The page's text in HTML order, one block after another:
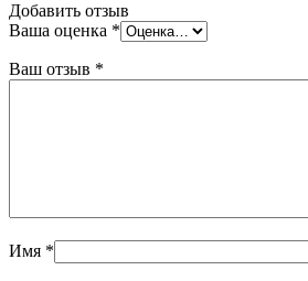
Добавить отзыв
Ваша оценка *
Ваш отзыв *
Имя *